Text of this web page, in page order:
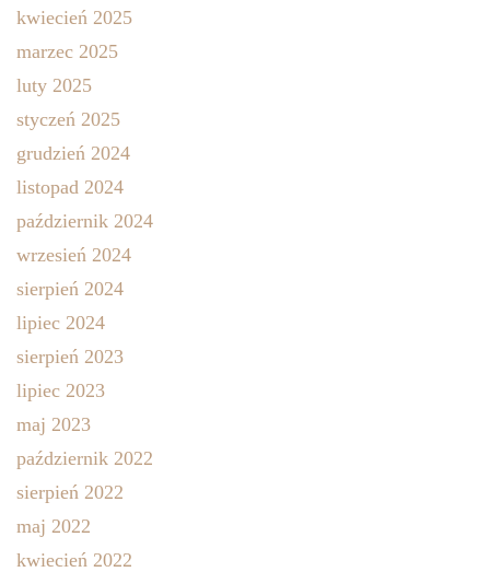
kwiecień 2025
marzec 2025
luty 2025
styczeń 2025
grudzień 2024
listopad 2024
październik 2024
wrzesień 2024
sierpień 2024
lipiec 2024
sierpień 2023
lipiec 2023
maj 2023
październik 2022
sierpień 2022
maj 2022
kwiecień 2022